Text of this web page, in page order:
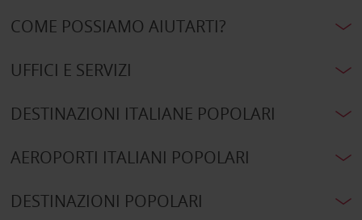
COME POSSIAMO AIUTARTI?
UFFICI E SERVIZI
DESTINAZIONI ITALIANE POPOLARI
AEROPORTI ITALIANI POPOLARI
DESTINAZIONI POPOLARI